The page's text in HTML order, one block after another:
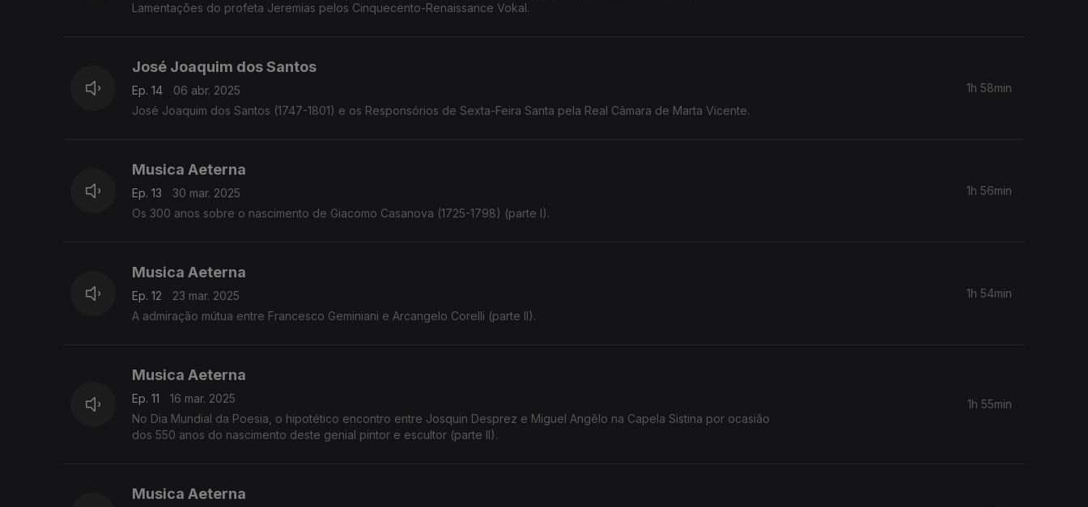
Lamentações do profeta Jeremias pelos Cinquecento-Renaissance Vokal.
José Joaquim dos Santos
Ep. 14
06 abr. 2025
José Joaquim dos Santos (1747-1801) e os Responsórios de Sexta-Feira Santa pela Real Câmara de Marta Vicente.
1h 58min
Musica Aeterna
Ep. 13
30 mar. 2025
Os 300 anos sobre o nascimento de Giacomo Casanova (1725-1798) (parte I).
1h 56min
Musica Aeterna
Ep. 12
23 mar. 2025
A admiração mútua entre Francesco Geminiani e Arcangelo Corelli (parte II).
1h 54min
Musica Aeterna
Ep. 11
16 mar. 2025
No Dia Mundial da Poesia, o hipotético encontro entre Josquin Desprez e Miguel Angêlo na Capela Sistina por ocasião
dos 550 anos do nascimento deste genial pintor e escultor (parte II).
1h 55min
Musica Aeterna